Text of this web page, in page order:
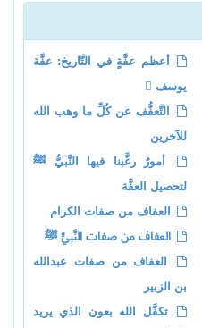
أعظم عفَّةٍ في التَّاريخ: عفَّة
يوسف 
التَّعفُّف عن كُلِّ ما وهب الله
للآخرين
أمورٌ رغَّبنا فيها النَّبيُّ ﷺ
لتحصيل العفَّة
العفاف من صفات الكرام
العفاف من صفات النَّبيِّ ﷺ
العفاف من صفات عبدالله
بن الزبير
تكفَّل الله بعون الذي يريد